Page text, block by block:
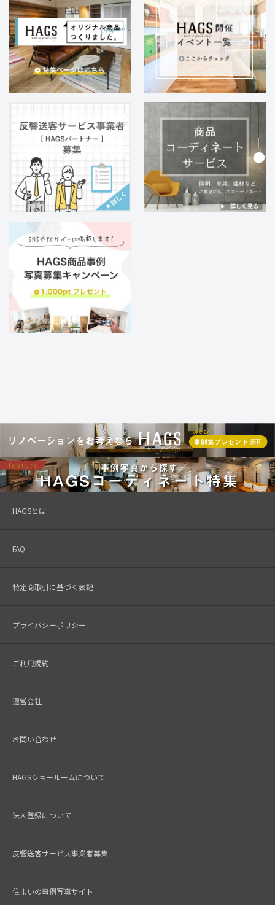
HAGSとは
FAQ
特定商取引に基づく表記
プライバシーポリシー
ご利用規約
運営会社
お問い合わせ
HAGSショールームについて
法人登録について
反響送客サービス事業者募集
住まいの事例写真サイト